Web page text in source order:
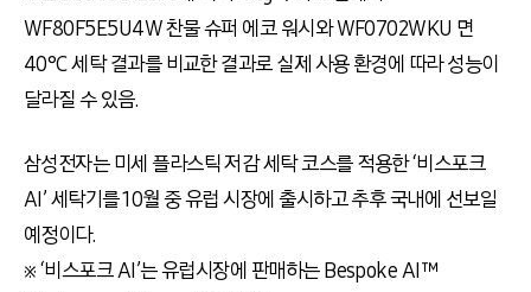
WF80F5E5U4W 찬물 슈퍼 에코 워시와 WF0702WKU 면
40°C 세탁 결과를 비교한 결과로 실제 사용 환경에 따라 성능이
달라질 수 있음.
삼성전자는 미세 플라스틱 저감 세탁 코스를 적용한 ‘비스포크
AI’ 세탁기를 10월 중 유럽 시장에 출시하고 추후 국내에 선보일
예정이다.
※ ‘비스포크 AI’는 유럽시장에 판매하는 Bespoke AI™